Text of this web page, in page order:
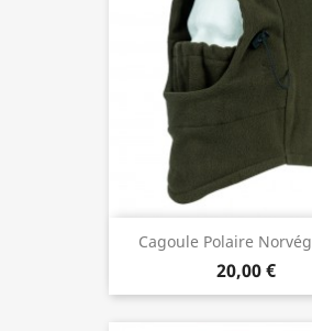
Cagoule Polaire
20,00 €